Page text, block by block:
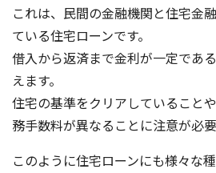
これは、民間の金融機関と住宅金
ている住宅ローンです。
借入から返済まで金利が一定であ
えます。
住宅の基準をクリアしていること
務手数料が異なることに注意が必要
このように住宅ローンにも様々な種